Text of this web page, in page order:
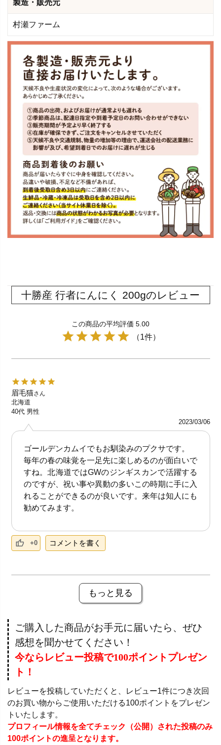
製造・販売元
村瀬ファーム
十勝産 行者にんにく 200gのレビュー
この商品の平均評価 5.00
（1件）
眉毛猫さん
北海道
40代 男性
2023/03/06
ゴールデンカムイでもお馴染みのプクサです。
毎年の春の味覚を一足先に楽しめるのが面白いで
すね。北海道ではGWのジンギスカンで活躍する
のですが、祝い事や異動の多いこの時期に手に入
れることができるのが良いです。来年は知人にも
勧めてみます。
+0 コメントを書く
もっと見る
ご購入した商品がお手元に届いたら、ぜひ
感想を聞かせてください！
今ならレビュー投稿で100ポイントプレゼン
ト！
レビューを投稿していただくと、レビュー1件につき次回
のお買い物からご使用いただける100ポイントをプレゼン
トいたします。
プロフィール情報を全てチェック（公開）された投稿のみ
100ポイントの進呈となります。